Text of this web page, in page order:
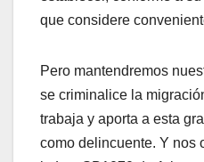
que considere
Pero mantendremos
se criminalice la
trabaja y aporta a esta
como delincuente. Y nos